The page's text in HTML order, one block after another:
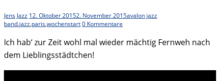
JensJazz 12. Oktober 20152. November 2015avalon jazz
band,jazz,paris,wochenstart0 Kommentare
Ich hab‘ zur Zeit wohl mal wieder mächtig Fernweh nach
dem Lieblingsstädtchen!